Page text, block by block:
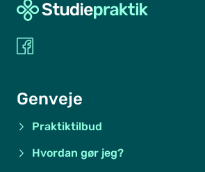
Genveje
Praktiktilbud
Hvordan gør jeg?